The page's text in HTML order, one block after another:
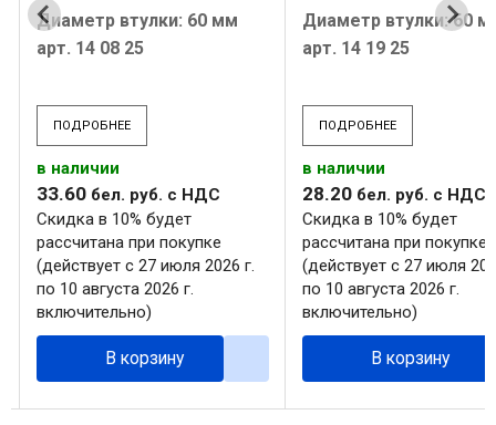
Диаметр втулки: 60 мм
арт. 14 08 25
ПОДРОБНЕЕ
в наличии
33.60 бел. руб. с НДС
Скидка в 10% будет
рассчитана при покупке
(действует с 27 июля 2026 г.
по 10 августа 2026 г.
включительно)
В корзину
Диаметр втулки: 60
арт. 14 19 25
ПОДРОБНЕЕ
в наличии
28.20 бел. руб. с НДС
Скидка в 10% будет
рассчитана при покупке
(действует с 27 июля
по 10 августа 2026 г.
включительно)
В корзину